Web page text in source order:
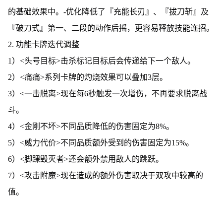
的基础效果中。-优化降低了『充能长刃』、『拔刀斩』及
『破刀式』第一、二段的动作后摇，更容易释放技能连招。
2. 功能卡牌迭代调整
1）<头号目标>击杀标记目标后会传递给下一个敌人。
2）<痛痛>系列卡牌的灼烧效果可以叠加3层。
3）<一击脱离>现在每6秒触发一次增伤，不再要求脱离战
斗。
4）<金刚不坏>不同品质降低的伤害固定为8%。
5）<威力代价>不同品质额外受到的伤害固定为15%。
6）<脚踝毁灭者>还会额外禁用敌人的跳跃。
7）<攻击附魔>现在造成的额外伤害取决于双攻中较高的
值。